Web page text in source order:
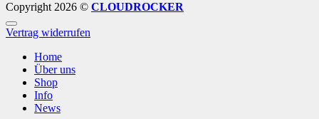
Copyright 2026 © CLOUDROCKER
Vertrag widerrufen
Home
Über uns
Shop
Info
News